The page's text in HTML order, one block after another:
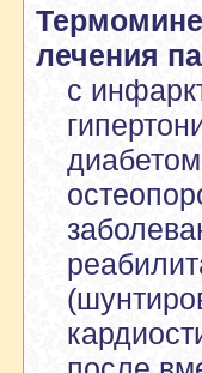
лечения
с
диабетом